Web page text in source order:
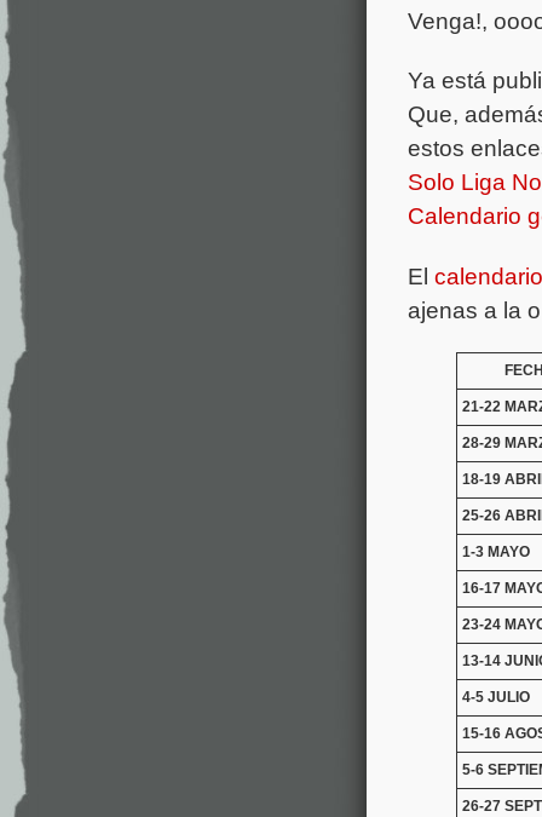
Venga!,
Ya está
Que,
estos
Solo Liga
Calendario
El calendario
ajenas a la
21-22
28-29
18-19
25-26
1-3 MAYO
16-17
23-24
13-14
4-5 JULIO
15-16
5-6
26-27